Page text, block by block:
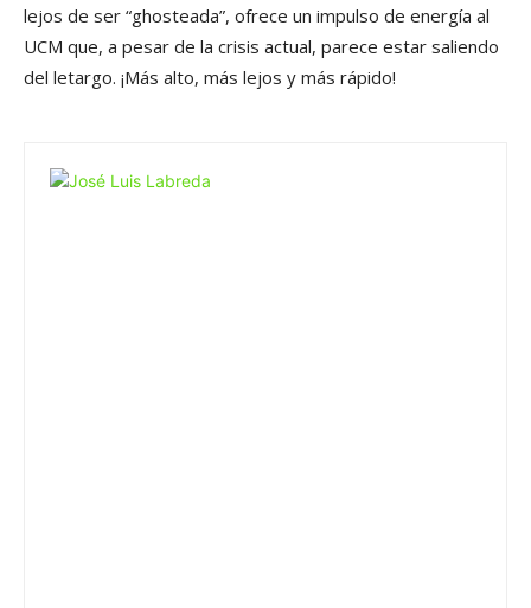
lejos de ser “ghosteada”, ofrece un impulso de energía al
UCM que, a pesar de la crisis actual, parece estar saliendo
del letargo. ¡Más alto, más lejos y más rápido!